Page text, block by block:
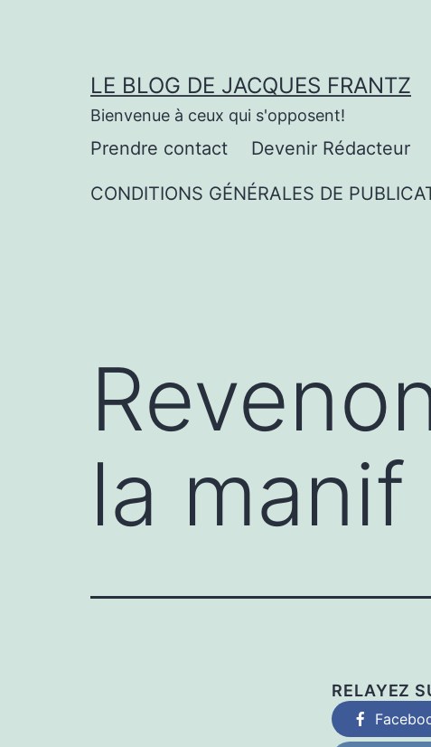
LE BLOG DE JACQUES FRANTZ
Bienvenue à ceux qui s'opposent!
Prendre contact Devenir Rédacteur
CONDITIONS GÉNÉRALES DE
la
RELAYEZ